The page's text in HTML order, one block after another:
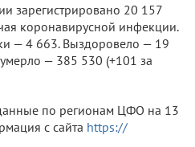
зарегистрировано 20 157
коронавирусной инфекции.
— 4 663. Выздоровело — 19
— 385 530 (+101 за
по регионам ЦФО на 13
с сайта https://